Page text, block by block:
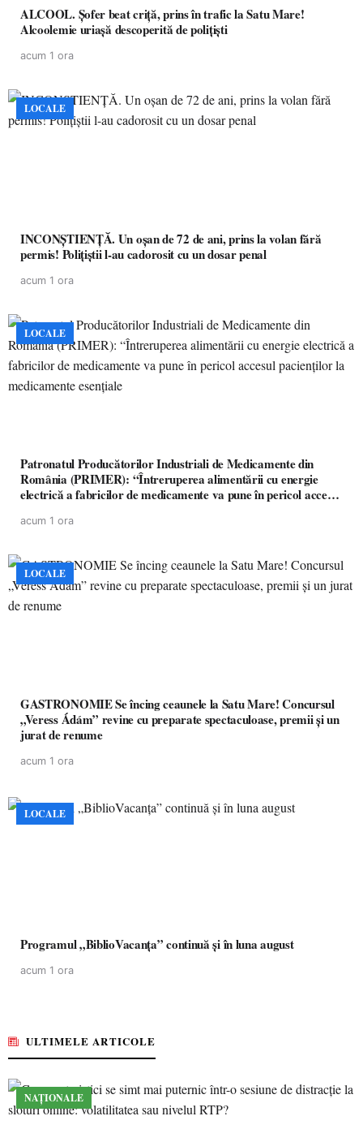
ALCOOL. Șofer beat criță, prins în trafic la Satu Mare!
Alcoolemie uriașă descoperită de polițiști
acum 1 ora
LOCALE
INCONȘTIENȚĂ. Un oșan de 72 de ani, prins la volan fără
permis! Polițiștii l-au cadorosit cu un dosar penal
acum 1 ora
LOCALE
Patronatul Producătorilor Industriali de Medicamente din
România (PRIMER): “Întreruperea alimentării cu energie
electrică a fabricilor de medicamente va pune în pericol accesul
acum 1 ora
LOCALE
GASTRONOMIE Se încing ceaunele la Satu Mare! Concursul
„Veress Ádám” revine cu preparate spectaculoase, premii și un
jurat de renume
acum 1 ora
LOCALE
Programul „BiblioVacanța” continuă și în luna august
acum 1 ora
ULTIMELE ARTICOLE
NAȚIONALE